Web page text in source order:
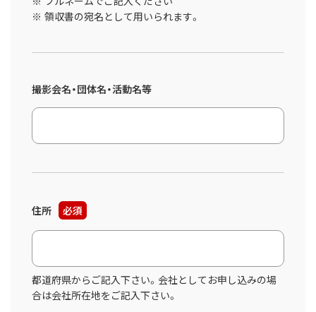
領収書の宛名として用いられます。
撮影会名・団体名・活動名等
住所 必須
都道府県からご記入下さい。会社としてお申し込みの場
合は会社所在地をご記入下さい。